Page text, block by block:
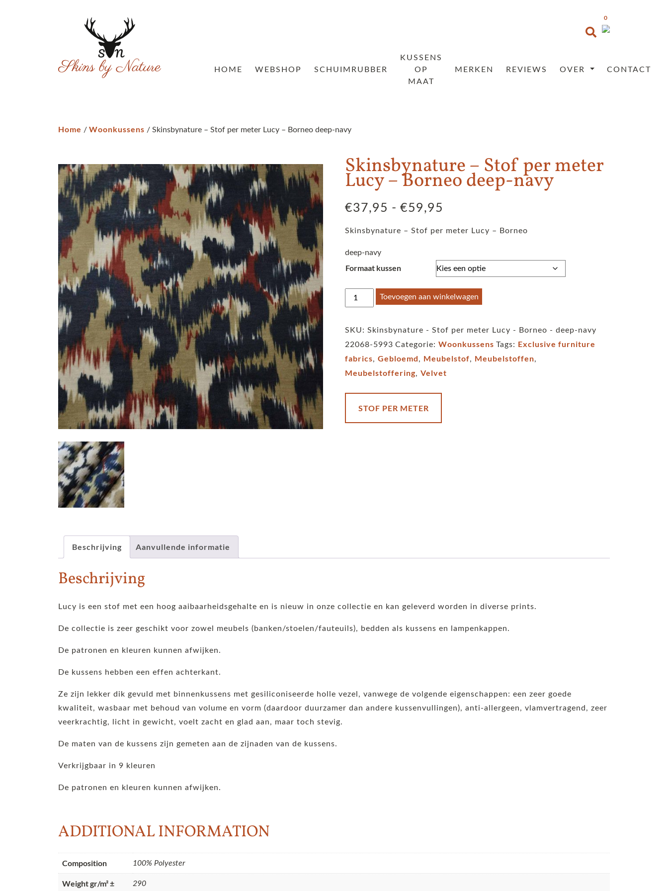
0
HOME WEBSHOP SCHUIMRUBBER
KUSSENS
OP
MAAT
MERKEN REVIEWS OVER CONTACT
Home / Woonkussens / Skinsbynature – Stof per meter Lucy – Borneo deep-navy
Skinsbynature – Stof per meter
Lucy – Borneo deep-navy
€37,95 - €59,95
tot
Skinsbynature – Stof per meter Lucy – Borneo
deep-navy
Formaat kussen
Skinsbynature
-
-
Borneo
deep-
Toevoegen aan winkelwagen
SKU:Skinsbynature - Stof per meter Lucy - Borneo - deep-navy
22068-5993 Categorie:Woonkussens Tags: Exclusive furniture
fabrics,Gebloemd, Meubelstof, Meubelstoffen,
Meubelstoffering,Velvet
STOF PER METER
Beschrijving Aanvullende informatie
Beschrijving
Lucy is een stof met een hoog aaibaarheidsgehalte en is nieuw in onze collectie en kan geleverd worden in diverse prints.
De collectie is zeer geschikt voor zowel meubels (banken/stoelen/fauteuils), bedden als kussens en lampenkappen.
De patronen en kleuren kunnen afwijken.
De kussens hebben een effen achterkant.
Ze zijn lekker dik gevuld met binnenkussens met gesiliconiseerde holle vezel, vanwege de volgende eigenschappen: een zeer goede
kwaliteit, wasbaar met behoud van volume en vorm (daardoor duurzamer dan andere kussenvullingen), anti-allergeen, vlamvertragend, zeer
veerkrachtig, licht in gewicht, voelt zacht en glad aan, maar toch stevig.
De maten van de kussens zijn gemeten aan de zijnaden van de kussens.
Verkrijgbaar in 9 kleuren
De patronen en kleuren kunnen afwijken.
ADDITIONAL INFORMATION
Composition 100% Polyester
Weight gr/m² ± 290